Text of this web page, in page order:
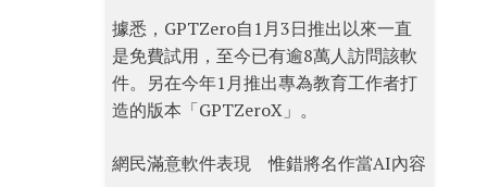
據悉，GPTZero自1月3日推出以來一直
是免費試用，至今已有逾8萬人訪問該軟
件。另在今年1月推出專為教育工作者打
造的版本「GPTZeroX」。
網民滿意軟件表現 惟錯將名作當AI內容